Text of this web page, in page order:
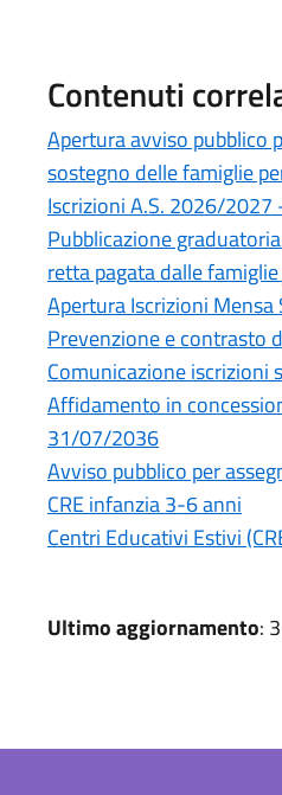
Contenuti
Apertura avviso pubblico
sostegno delle famiglie
Iscrizioni A.S. 2026/2027
Pubblicazione
retta pagata dalle
Apertura Iscrizioni
Prevenzione e contrasto
Comunicazione iscrizioni
Affidamento in
31/07/2036
Avviso pubblico per
CRE infanzia 3-6 anni
Centri Educativi Estivi
Ultimo aggiornamento: